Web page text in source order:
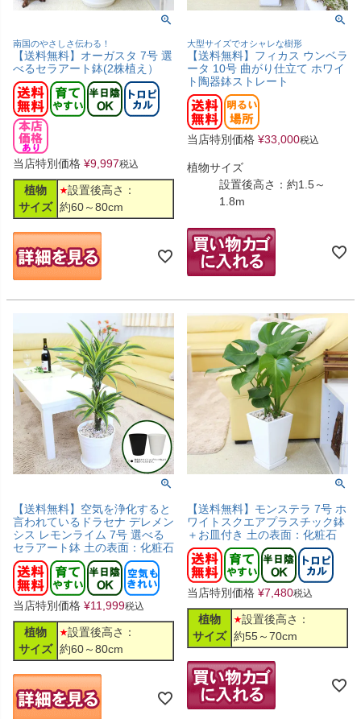
南国のやさしさ伝わる！
【送料無料】オーガスタ 7号 選
べるセラアート鉢(2株植え）
当店特別価格 ¥9,997税込
植物
サイズ
設置後高さ：
約60～80cm
大型サイズでオシャレな樹形
【送料無料】フィカス ウンベラ
ータ 10号 曲がり仕立て ホワイ
ト陶器鉢ストレート
当店特別価格 ¥33,000税込
植物サイズ
設置後高さ：約1.5～
1.8m
【送料無料】空気を浄化すると
言われているドラセナ デレメン
シス レモンライム 7号 選べる
セラアート鉢 土の表面：化粧石
当店特別価格 ¥11,999税込
植物
サイズ
設置後高さ：
約60～80cm
【送料無料】モンステラ 7号 ホ
ワイトスクエアプラスチック鉢
＋お皿付き 土の表面：化粧石
当店特別価格 ¥7,480税込
植物
サイズ
設置後高さ：
約55～70cm